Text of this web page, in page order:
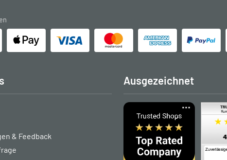
& Feedback
Ausgezeichnet